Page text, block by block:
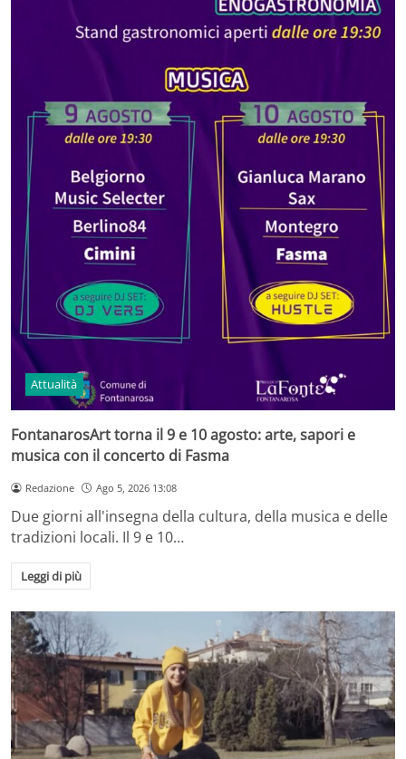
Attualità
FontanarosArt torna il 9 e 10 agosto: arte, sapori e
musica con il concerto di Fasma
Redazione Ago 5, 2026 13:08
Due giorni all'insegna della cultura, della musica e delle
tradizioni locali. Il 9 e 10…
Leggi di più